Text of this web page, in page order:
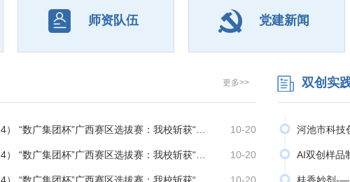
师资队伍 党建新闻
更多>>
10-20
“数广集团杯”广西赛区选拔赛：我校斩获“…
10-20
“数广集团杯”广西赛区选拔赛：我校斩获“…
双创实
河池市科技
AI双创样品